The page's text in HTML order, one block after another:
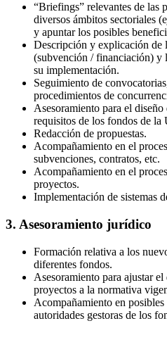
“Briefings” relevantes de las
diversos ámbitos sectoriales
y apuntar los posibles
Descripción y explicación de
(subvención / financiación) y
su implementación.
Seguimiento de
procedimientos de
Asesoramiento para el
requisitos de los fondos de la
Redacción de propuestas.
Acompañamiento en el
subvenciones, contratos, etc.
Acompañamiento en el
proyectos.
Implementación de sistemas
3. Asesoramiento jurídico
Formación relativa a los
diferentes fondos.
Asesoramiento para ajustar
proyectos a la normativa
Acompañamiento en
autoridades gestoras de los